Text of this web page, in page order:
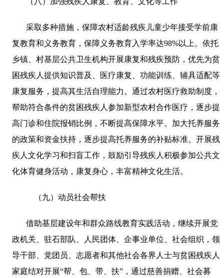
采取多种措施，保障农村适龄残疾儿童少年接受学前康
复教育和义务教育，保障义务教育入学率达98%以上。依托
乡镇、村基层公共卫生机构开展康复和残疾预防，优先为贫
困残疾人提供知识普及、医疗康复、功能训练、辅具适配等
康复服务，提高其生活自理能力。通过农村医疗救助制度，
帮助符合条件的贫困残疾人参加新型农村合作医疗，逐步提
高门诊和住院报销比例，不断提高保障水平。加大托养服务
的政策和资金扶持，逐步提高托养服务的补贴标准。开展残
疾人文化学习和扫盲工作，鼓励引导残疾人积极参加公共文
化体育健身活动，康复身心，丰富精神文化生活。
（九）动员社会帮扶
借助基层建设年和群众路线教育实践活动，继续开展党
政机关、驻石部队、人民团体、企事业单位、社会组织，领
导干部、党团员、志愿者和其他社会各界人士与贫困残疾人
家庭结对开展“帮、包、带、扶”，通过慈善捐赠、社会募